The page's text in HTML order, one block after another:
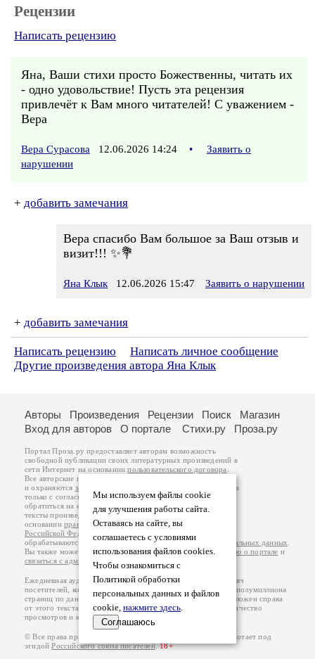
Рецензии
Написать рецензию
Яна, Ваши стихи просто Божественны, читать их
- одно удовольствие! Пусть эта рецензия
привлечёт к Вам много читателей! С уважением -
Вера
Вера Сурасова 12.06.2026 14:24 •
Заявить о
нарушении
+ добавить замечания
Вера спасибо Вам большое за Ваш отзыв и
визит!!! ✨💐
Яна Клык 12.06.2026 15:47 Заявить о нарушении
+ добавить замечания
Написать рецензию
Написать личное сообщение
Другие произведения автора Яна Клык
Мы используем файлы cookie
для улучшения работы сайта.
Оставаясь на сайте, вы
соглашаетесь с условиями
использования файлов cookies.
Чтобы ознакомиться с
Политикой обработки
персональных данных и файлов
cookie, нажмите здесь.
Соглашаюсь
Авторы Произведения Рецензии Поиск
Магазин
Вход для авторов
О портале Стихи.ру Проза.ру
Портал Проза.ру предоставляет авторам возможность
свободной публикации своих литературных произведений в
сети Интернет на основаниипользовательского договора
Все авторские права на произведения принадлежат авторам
и охраняются законом
. Перепечатка произведений возможна
только с согласия его автора, к которому вы можете
обратиться на его авторской странице. Ответственность за
тексты произведений авторы несут самостоятельно на
основанииправил публикацииизаконодательства
Российской Федерации
обрабатываются на основанииПолитики обработки персональных данных
Вы также можете посмотреть более подробнуюинформацию о портале и
связаться с администрацией
Ежедневная аудитория портала Проза.ру – порядка 100 тысяч
посетителей, которые в общей сумме просматривают более полумиллиона
страниц по данным счетчика посещаемости, который расположен справа
от этого текста. В каждой графе указано по две цифры: количество
просмотров и количество посетителей.
© Все права принадлежат авторам, 2000-2026. Портал работает под
эгидойРоссийского союза писателей.18+